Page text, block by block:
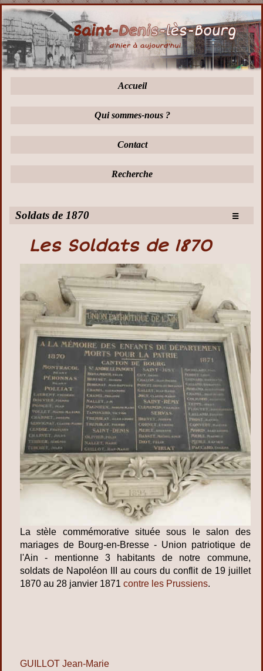
Accueil
Qui sommes-nous ?
Contact
Recherche
Soldats de 1870 ≡
Les Soldats de 1870
La stèle commémorative située sous le salon des
mariages de Bourg-en-Bresse - Union patriotique de
l'Ain - mentionne 3 habitants de notre commune,
soldats de Napoléon III au cours du conflit de 19 juillet
1870 au 28 janvier 1871contre les Prussiens.
GUILLOT Jean-Marie